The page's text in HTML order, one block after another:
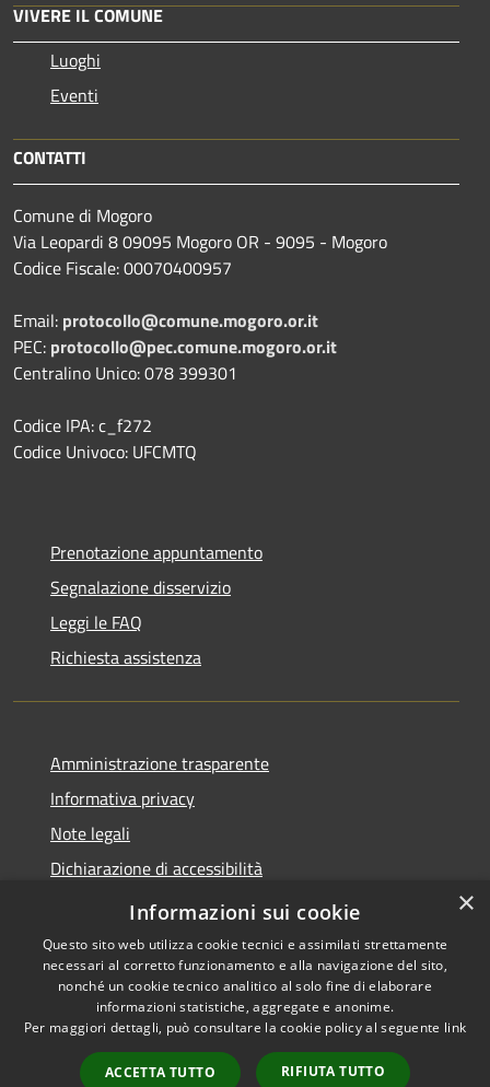
VIVERE IL COMUNE
Luoghi
Eventi
CONTATTI
Comune di Mogoro
Via Leopardi 8 09095 Mogoro OR - 9095 - Mogoro
Codice Fiscale: 00070400957
Email: protocollo@comune.mogoro.or.it
PEC: protocollo@pec.comune.mogoro.or.it
Centralino Unico: 078 399301
Codice IPA: c_f272
Codice Univoco: UFCMTQ
Prenotazione appuntamento
Segnalazione disservizio
Leggi le FAQ
Richiesta assistenza
Amministrazione trasparente
Informativa privacy
Note legali
Dichiarazione di accessibilità
Obiettivi di accessibilità
Accessibilità
Copyright © 2026 • Comune di
Mogoro • Powered by
Municipium•
Accesso
×
Informazioni sui cookie
Questo sito web utilizza cookie tecnici e assimilati strettamente
necessari al corretto funzionamento e alla navigazione del sito,
nonché un cookie tecnico analitico al solo fine di elaborare
informazioni statistiche, aggregate e anonime.
Per maggiori dettagli, può consultare la cookie policy al seguente link
ACCETTA TUTTO RIFIUTA TUTTO